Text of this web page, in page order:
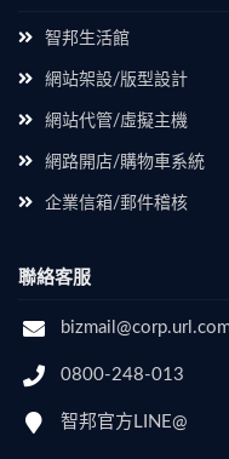
智邦生活館
網站架設/版型設計
網站代管/虛擬主機
網路開店/購物車系統
企業信箱/郵件稽核
聯絡客服
0800-248-013
智邦官方LINE@